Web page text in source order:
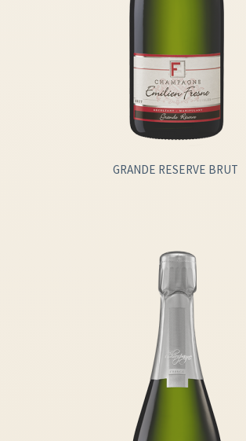
GRANDE RESERVE BRUT